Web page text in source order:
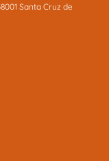
Santa Cruz de